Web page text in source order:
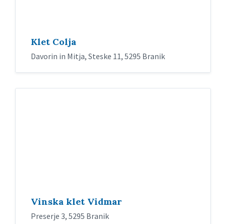
Klet Colja
Davorin in Mitja, Steske 11, 5295 Branik
Vinska klet Vidmar
Preserje 3, 5295 Branik